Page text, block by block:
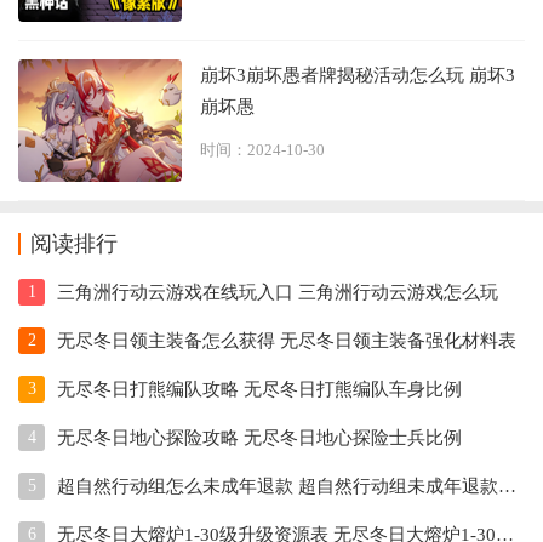
崩坏3崩坏愚者牌揭秘活动怎么玩 崩坏3
崩坏愚
时间：2024-10-30
阅读排行
1 三角洲行动云游戏在线玩入口 三角洲行动云游戏怎么玩
2 无尽冬日领主装备怎么获得 无尽冬日领主装备强化材料表
3 无尽冬日打熊编队攻略 无尽冬日打熊编队车身比例
4 无尽冬日地心探险攻略 无尽冬日地心探险士兵比例
5 超自然行动组怎么未成年退款 超自然行动组未成年退款教程
6 无尽冬日大熔炉1-30级升级资源表 无尽冬日大熔炉1-30级升级前置条件